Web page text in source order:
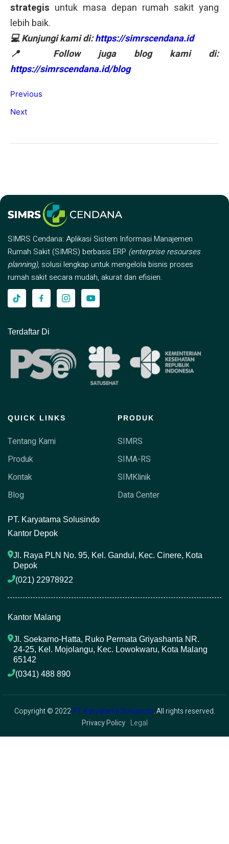
strategis untuk masa depan rumah sakit yang
lebih baik.
💻 Kunjungi kami di:https://simrscendana.id
📍 Follow juga blog kami di:
https://simrscendana.id/blog
Previous
Next
SIMRS Cendana: Aplikasi Sistem Informasi Manajemen
Rumah Sakit (SIMRS) berbasis ERP (enterprise resourses
planning), solusi lengkap untuk mengelola bisnis proses
rumah sakit secara mudah, akurat dan efisien.
Terdaftar Di
QUICK LINKS
Tentang Kami
Produk
Kontak
Blog
PRODUK
SIMRS
SIMA-RS
SIMKlinik
Data Center
PT. Karyatama Solusindo
Kantor Depok
Jl. Raya PLN No. 95, Kel. Gandul, Kec. Cinere, Kota
Depok
(021) 22978922
Kantor Malang
Jl. Soekarno-Hatta, Ruko Permata Griyashanta NR.
24-25, Kel. Mojolangu, Kec. Lowokwaru, Kota Malang
65142
(0341) 488 890
Copyright © 2022PT. Karyatama Solusindo. All rights reserved.
Privacy Policy Legal